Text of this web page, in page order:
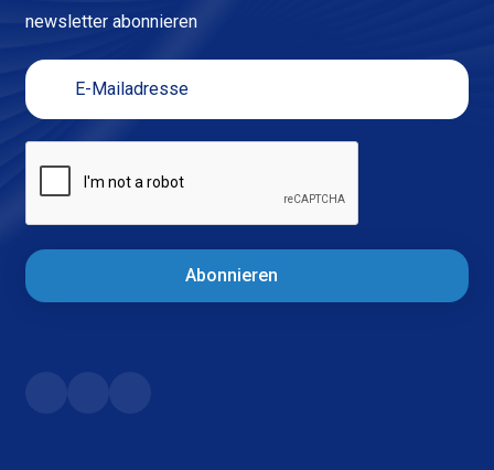
newsletter abonnieren
Abonnieren